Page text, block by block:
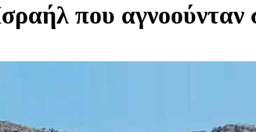
που